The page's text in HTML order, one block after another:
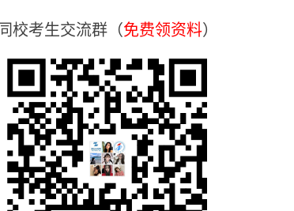
同校考生交流群（免费领资料）